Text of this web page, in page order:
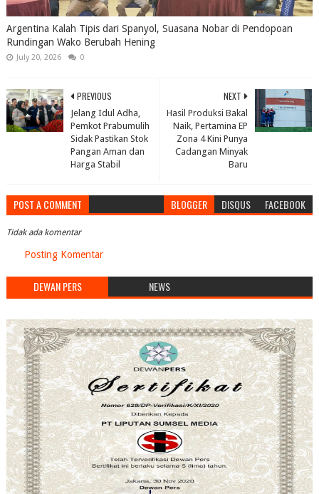
Argentina Kalah Tipis dari Spanyol, Suasana Nobar di Pendopoan
Rundingan Wako Berubah Hening
July 20, 2026 0
NEXT
Hasil Produksi Bakal
Naik, Pertamina EP
Zona 4 Kini Punya
Cadangan Minyak
Baru
PREVIOUS
Jelang Idul Adha,
Pemkot Prabumulih
Sidak Pastikan Stok
Pangan Aman dan
Harga Stabil
POST A COMMENT BLOGGER DISQUS FACEBOOK
Tidak ada komentar
Posting Komentar
DEWAN PERS NEWS